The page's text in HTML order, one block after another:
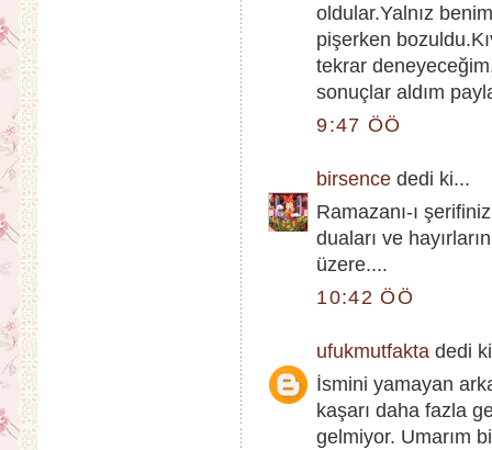
oldular.Yalnız
pişerken
tekrar
sonuçlar aldım
9:47 ÖÖ
birsence dedi ki...
Ramazanı-ı
duaları ve
üzere....
10:42 ÖÖ
ufukmutfakta dedi
İsmini yamayan
kaşarı daha fazla
gelmiyor. Umarım